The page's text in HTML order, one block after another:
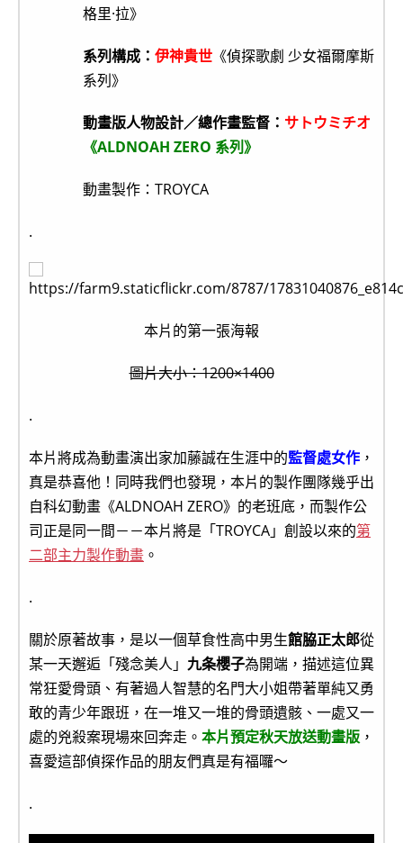
格里·拉》
系列構成： 伊神貴世 《偵探歌劇 少女福爾摩斯
系列》
動畫版人物設計／總作畫監督： サトウミチオ
《ALDNOAH ZERO 系列》
動畫製作：TROYCA
.
本片的第一張海報
圖片大小：1200×1400
.
本片將成為動畫演出家加藤誠在生涯中的監督處女作 ，
真是恭喜他！同時我們也發現，本片的製作團隊幾乎出
自科幻動畫《ALDNOAH ZERO》的老班底，而製作公
司正是同一間－－本片將是「TROYCA」創設以來的第
二部主力製作動畫 。
.
關於原著故事，是以一個草食性高中男生館脇正太郎從
某一天邂逅「殘念美人」 九条櫻子為開端，描述這位異
常狂愛骨頭、有著過人智慧的名門大小姐帶著單純又勇
敢的青少年跟班，在一堆又一堆的骨頭遺骸、一處又一
處的兇殺案現場來回奔走。 本片預定秋天放送動畫版 ，
喜愛這部偵探作品的朋友們真是有福囉～
.